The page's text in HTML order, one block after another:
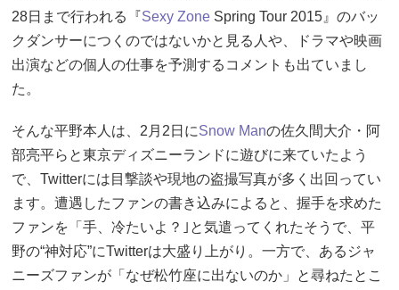
28日まで行われる『Sexy Zone Spring Tour 2015』のバッ
クダンサーにつくのではないかと見る人や、ドラマや映画
出演などの個人の仕事を予測するコメントも出ていまし
た。
そんな平野本人は、2月2日にSnow Manの佐久間大介・阿
部亮平らと東京ディズニーランドに遊びに来ていたよう
で、Twitterには目撃談や現地の盗撮写真が多く出回ってい
ます。遭遇したファンの書き込みによると、握手を求めた
ファンを「手、冷たいよ？｣と気遣ってくれたそうで、平
野の“神対応”にTwitterは大盛り上がり。一方で、あるジャ
ニーズファンが「なぜ松竹座に出ないのか」と尋ねたとこ